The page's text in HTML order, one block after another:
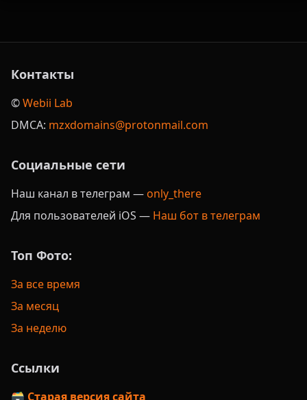
Контакты
©️Webii Lab
DMCA: mzxdomains@protonmail.com
Социальные сети
Наш канал в телеграм —only_there
Для пользователей iOS — Наш бот в телеграм
Топ Фото:
За все время
За месяц
За неделю
Ссылки
🗃️ Старая версия сайта